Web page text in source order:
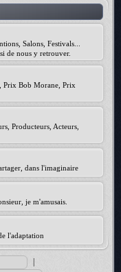
Salons, Festivals...
de nous y retrouver.
Prix Bob Morane, Prix
Producteurs, Acteurs,
dans l'imaginaire
je m'amusais.
l'adaptation
|